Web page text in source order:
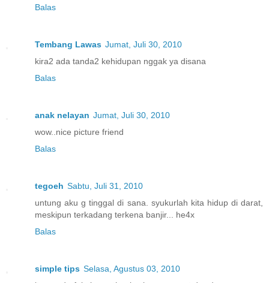
Balas
Tembang Lawas Jumat, Juli 30, 2010
kira2 ada tanda2 kehidupan nggak ya disana
Balas
anak nelayan Jumat, Juli 30, 2010
wow..nice picture friend
Balas
tegoeh Sabtu, Juli 31, 2010
untung aku g tinggal di sana. syukurlah kita hidup di darat,
meskipun terkadang terkena banjir... he4x
Balas
simple tips Selasa, Agustus 03, 2010